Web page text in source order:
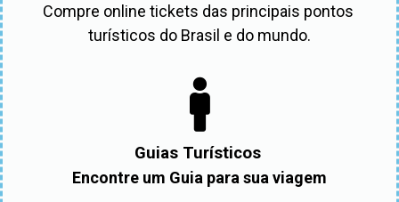
Compre online tickets das principais pontos
turísticos do Brasil e do mundo.
Guias Turísticos
Encontre um Guia para sua viagem